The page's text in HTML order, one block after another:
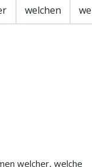
welchen
welcher, welche